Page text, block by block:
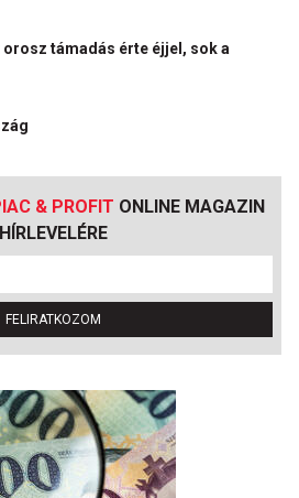
támadás érte éjjel, sok a
& PROFIT ONLINE MAGAZIN
HÍRLEVELÉRE
FELIRATKOZOM